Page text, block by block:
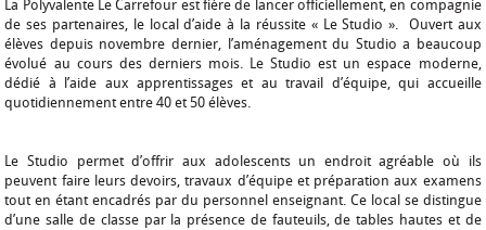
La Polyvalente Le Carrefour est fière de lancer officiellement, en compagnie
de ses partenaires, le local d’aide à la réussite « Le Studio ». Ouvert aux
élèves depuis novembre dernier, l’aménagement du Studio a beaucoup
évolué au cours des derniers mois. Le Studio est un espace moderne,
dédié à l’aide aux apprentissages et au travail d’équipe, qui accueille
quotidiennement entre 40 et 50 élèves.
Le Studio permet d’offrir aux adolescents un endroit agréable où ils
peuvent faire leurs devoirs, travaux d’équipe et préparation aux examens
tout en étant encadrés par du personnel enseignant. Ce local se distingue
d’une salle de classe par la présence de fauteuils, de tables hautes et de